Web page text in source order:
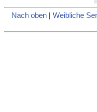
Nach oben| Weibliche